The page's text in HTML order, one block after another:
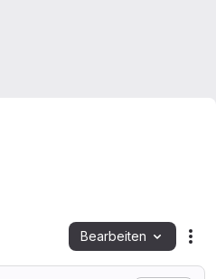
Bearbeiten